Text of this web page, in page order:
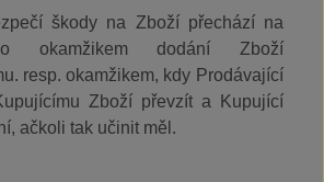
škody na Zboží přechází na
okamžikem dodání Zboží
resp. okamžikem, kdy Prodávající
Zboží převzít a Kupující
ačkoli tak učinit měl.